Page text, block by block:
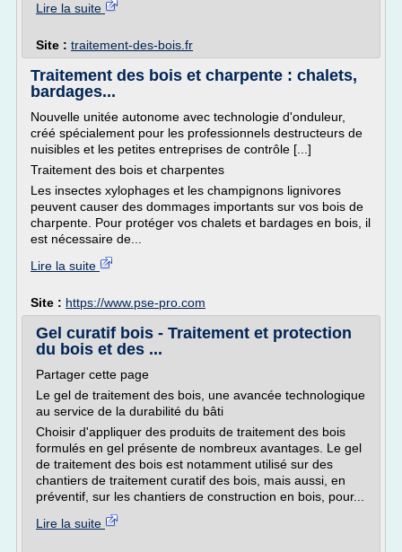
Lire la suite
Site : traitement-des-bois.fr
Traitement des bois et charpente : chalets,
bardages...
Nouvelle unitée autonome avec technologie d'onduleur,
créé spécialement pour les professionnels destructeurs de
nuisibles et les petites entreprises de contrôle [...]
Traitement des bois et charpentes
Les insectes xylophages et les champignons lignivores
peuvent causer des dommages importants sur vos bois de
charpente. Pour protéger vos chalets et bardages en bois, il
est nécessaire de...
Lire la suite
Site : https://www.pse-pro.com
Gel curatif bois - Traitement et protection
du bois et des ...
Partager cette page
Le gel de traitement des bois, une avancée technologique
au service de la durabilité du bâti
Choisir d'appliquer des produits de traitement des bois
formulés en gel présente de nombreux avantages. Le gel
de traitement des bois est notamment utilisé sur des
chantiers de traitement curatif des bois, mais aussi, en
préventif, sur les chantiers de construction en bois, pour...
Lire la suite